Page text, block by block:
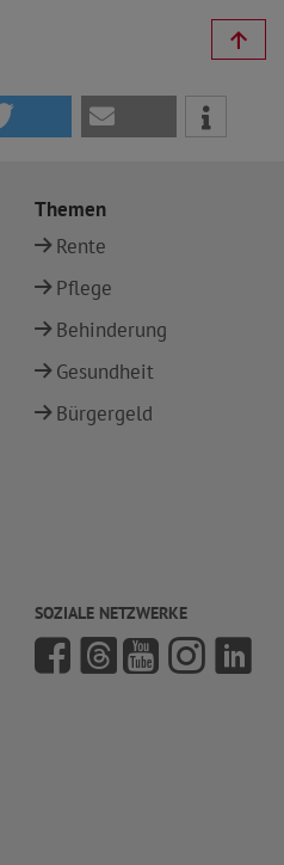
Themen
Rente
Pflege
Behinderung
Gesundheit
Bürgergeld
SOZIALE NETZWERKE